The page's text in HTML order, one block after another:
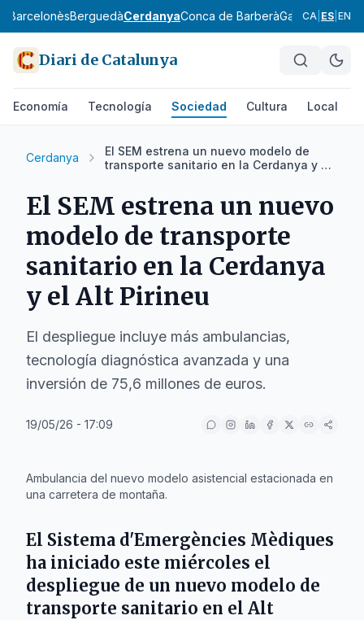
BarcelonèsBerguedàCerdanyaConca de BarberàGarrafGarrigues
CA ES EN
Diari de Catalunya
Economía Tecnología Sociedad Cultura Local
Cerdanya
El SEM estrena un nuevo modelo de
transporte sanitario en la Cerdanya y el
El SEM estrena un nuevo
modelo de transporte
sanitario en la Cerdanya
y el Alt Pirineu
El despliegue incluye más ambulancias,
tecnología diagnóstica avanzada y una
inversión de 75,6 millones de euros.
19/05/26 - 17:09
Ambulancia del nuevo modelo asistencial estacionada en
una carretera de montaña.
El Sistema d'Emergències Mèdiques
ha iniciado este miércoles el
despliegue de un nuevo modelo de
transporte sanitario en el Alt